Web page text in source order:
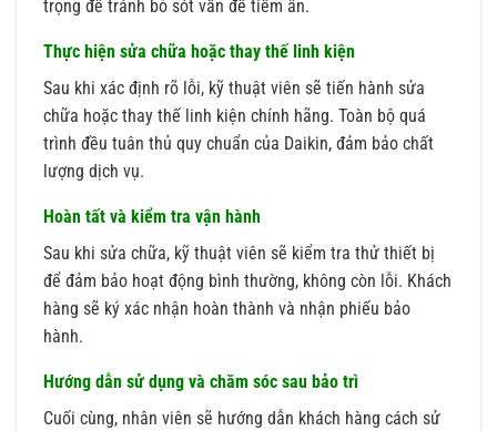
trọng để tránh bỏ sót vấn đề tiềm ẩn.
Thực hiện sửa chữa hoặc thay thế linh kiện
Sau khi xác định rõ lỗi, kỹ thuật viên sẽ tiến hành sửa
chữa hoặc thay thế linh kiện chính hãng. Toàn bộ quá
trình đều tuân thủ quy chuẩn của Daikin, đảm bảo chất
lượng dịch vụ.
Hoàn tất và kiểm tra vận hành
Sau khi sửa chữa, kỹ thuật viên sẽ kiểm tra thử thiết bị
để đảm bảo hoạt động bình thường, không còn lỗi. Khách
hàng sẽ ký xác nhận hoàn thành và nhận phiếu bảo
hành.
Hướng dẫn sử dụng và chăm sóc sau bảo trì
Cuối cùng, nhân viên sẽ hướng dẫn khách hàng cách sử